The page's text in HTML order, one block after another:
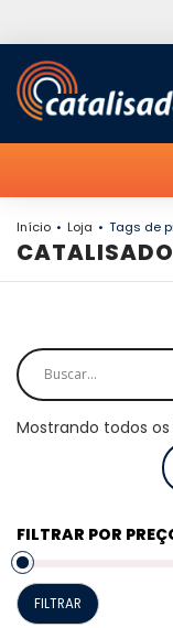
Início Loja Tags de
Mostrando todos
FILTRAR POR
FILTRAR